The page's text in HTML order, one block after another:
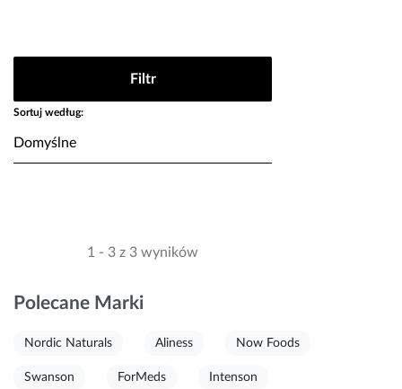
Filtr
Sortuj według:
1 - 3 z 3 wyników
Polecane Marki
Nordic Naturals Aliness Now Foods
Swanson ForMeds Intenson